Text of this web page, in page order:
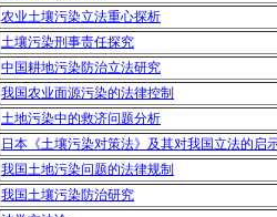
农业土壤污染立法重心探析
土壤污染刑事责任探究
中国耕地污染防治立法研究
我国农业面源污染的法律控制
土地污染中的救济问题分析
日本《土壤污染对策法》及其对我国立法的启
我国土地污染问题的法律规制
我国土壤污染防治研究